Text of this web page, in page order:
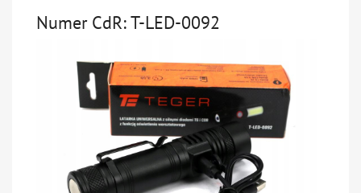
Numer CdR: T-LED-0092